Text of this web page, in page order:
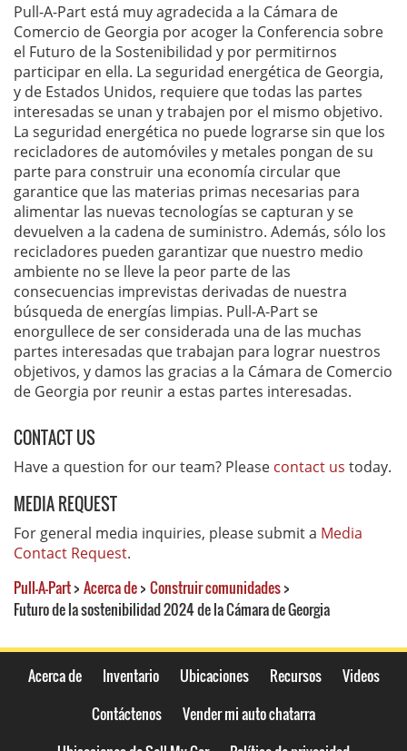
Pull-A-Part está muy agradecida a la Cámara de
Comercio de Georgia por acoger la Conferencia sobre
el Futuro de la Sostenibilidad y por permitirnos
participar en ella. La seguridad energética de Georgia,
y de Estados Unidos, requiere que todas las partes
interesadas se unan y trabajen por el mismo objetivo.
La seguridad energética no puede lograrse sin que los
recicladores de automóviles y metales pongan de su
parte para construir una economía circular que
garantice que las materias primas necesarias para
alimentar las nuevas tecnologías se capturan y se
devuelven a la cadena de suministro. Además, sólo los
recicladores pueden garantizar que nuestro medio
ambiente no se lleve la peor parte de las
consecuencias imprevistas derivadas de nuestra
búsqueda de energías limpias. Pull-A-Part se
enorgullece de ser considerada una de las muchas
partes interesadas que trabajan para lograr nuestros
objetivos, y damos las gracias a la Cámara de Comercio
de Georgia por reunir a estas partes interesadas.
CONTACT US
Have a question for our team? Please contact us today.
MEDIA REQUEST
For general media inquiries, please submit a Media
Contact Request.
Pull-A-Part> Acerca de> Construir comunidades>
Futuro de la sostenibilidad 2024 de la Cámara de Georgia
Acerca de Inventario Ubicaciones Recursos
Videos
Contáctenos
Vender mi auto chatarra